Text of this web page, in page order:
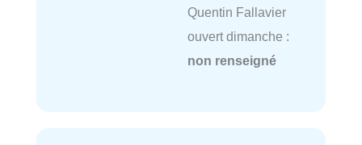
Quentin Fallavier
ouvert dimanche :
non renseigné